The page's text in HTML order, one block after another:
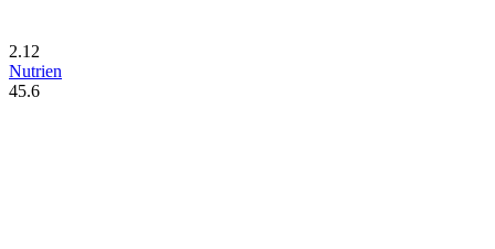
2.12
Nutrien
45.6